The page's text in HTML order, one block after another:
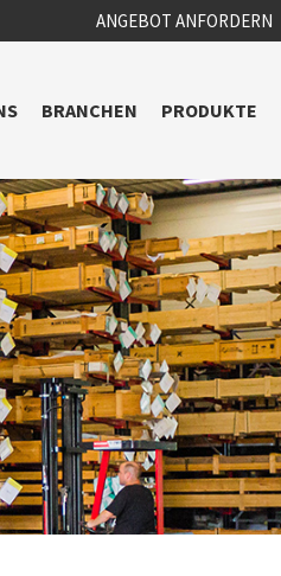
ANGEBOT ANFORDERN
BRANCHEN PRODUKTE